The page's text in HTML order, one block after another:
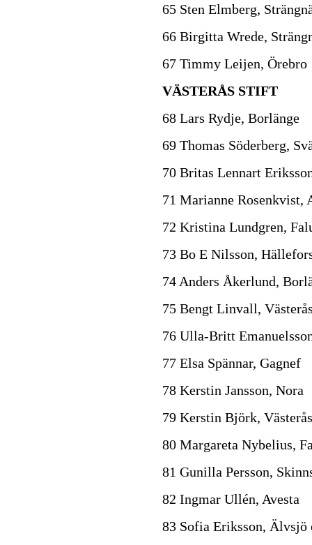
65 Sten Elmberg,
66 Birgitta Wrede,
67 Timmy Leijen, Örebro
VÄSTERÅS STIFT
68 Lars Rydje, Borlänge
69 Thomas Söderberg,
70 Britas Lennart
71 Marianne Rosenkvist,
72 Kristina Lundgren,
73 Bo E Nilsson,
74 Anders Åkerlund,
75 Bengt Linvall,
76 Ulla-Britt
77 Elsa Spännar, Gagnef
78 Kerstin Jansson, Nora
79 Kerstin Björk, Västerås
80 Margareta Nybelius,
81 Gunilla Persson,
82 Ingmar Ullén, Avesta
83 Sofia Eriksson, Älvsjö